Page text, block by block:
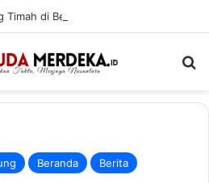
Beranda
Berita